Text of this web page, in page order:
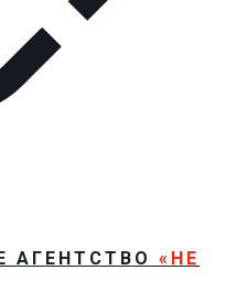
АГЕНТСТВО «НЕ